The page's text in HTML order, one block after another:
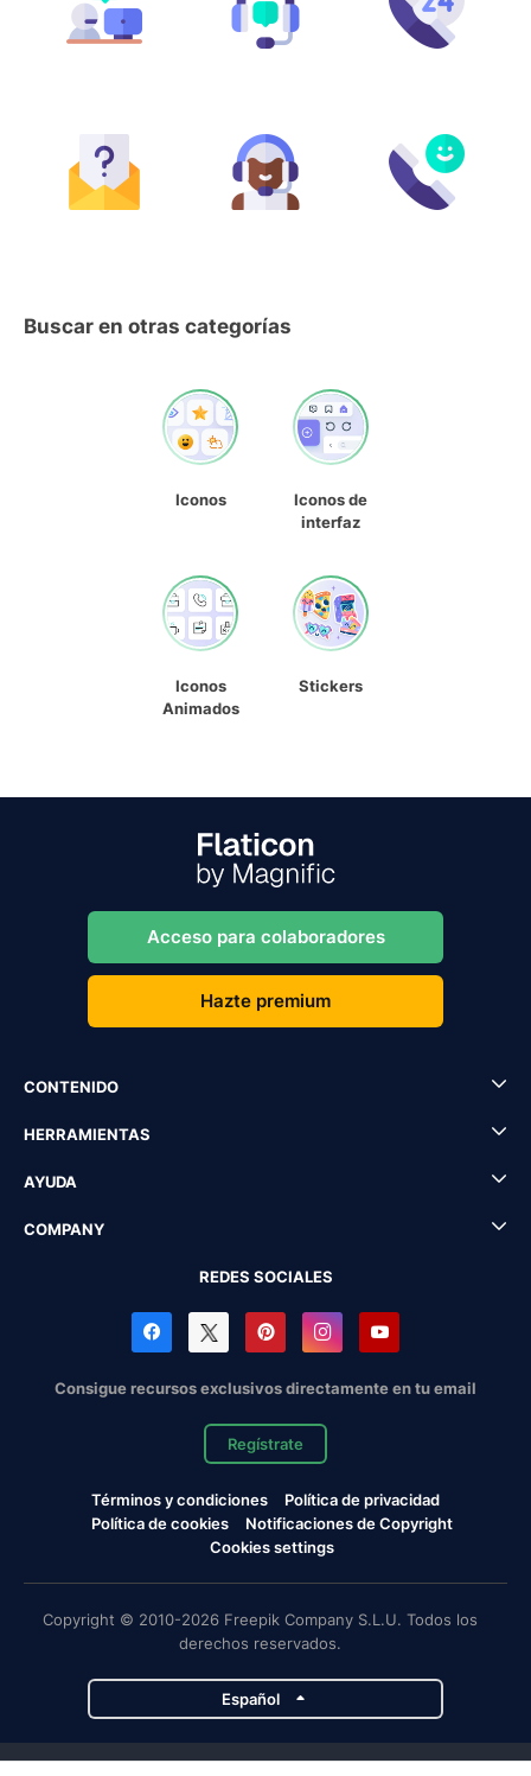
Buscar en otras categorías
Iconos
Iconos de
interfaz
Iconos
Animados
Stickers
Acceso para colaboradores
Hazte premium
CONTENIDO
HERRAMIENTAS
AYUDA
COMPANY
REDES SOCIALES
Consigue recursos exclusivos directamente en tu email
Regístrate
Términos y condiciones
Política de privacidad
Política de cookies
Notificaciones de Copyright
Cookies settings
Copyright © 2010-2026 Freepik Company S.L.U. Todos los
derechos reservados.
Español